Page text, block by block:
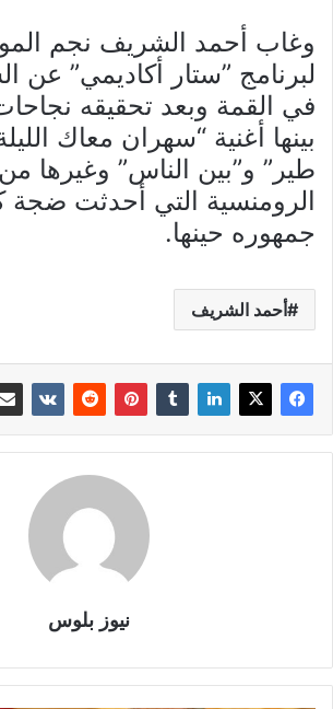
وغاب أحمد الشريف نجم
لبرنامج ”ستار أكاديمي” عن
في القمة وبعد تحقيقه
بينها أغنية “سهران معاك
طير” و”بين الناس” وغيرها من
الرومنسية التي أحدثت ضجة
جمهوره حينها.
أحمد الشريف
نيوز بلوس